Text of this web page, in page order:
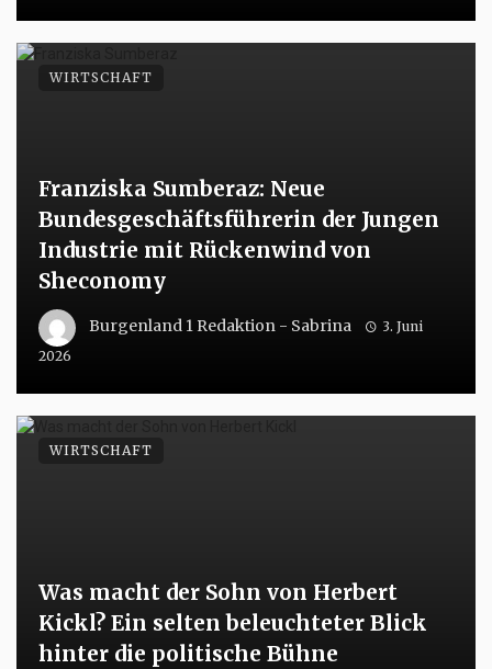
Franziska Sumberaz: Neue
Bundesgeschäftsführerin der Jungen
Industrie mit Rückenwind von
Sheconomy
Burgenland 1 Redaktion - Sabrina
3. Juni
2026
WIRTSCHAFT
Was macht der Sohn von Herbert
Kickl? Ein selten beleuchteter Blick
hinter die politische Bühne
WIRTSCHAFT